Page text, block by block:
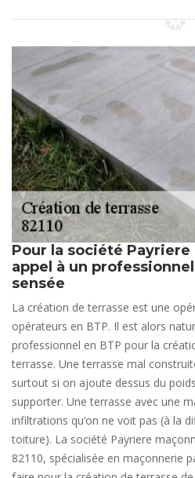
Pour la société
appel à un
sensée
La création de terrasse est une
opérateurs en BTP. Il est alors
professionnel en BTP pour la
terrasse. Une terrasse mal
surtout si on ajoute dessus du
supporter. Une terrasse avec une
infiltrations qu’on ne voit pas (à la
toiture). La société Payriere
82110, spécialisée en maçonnerie